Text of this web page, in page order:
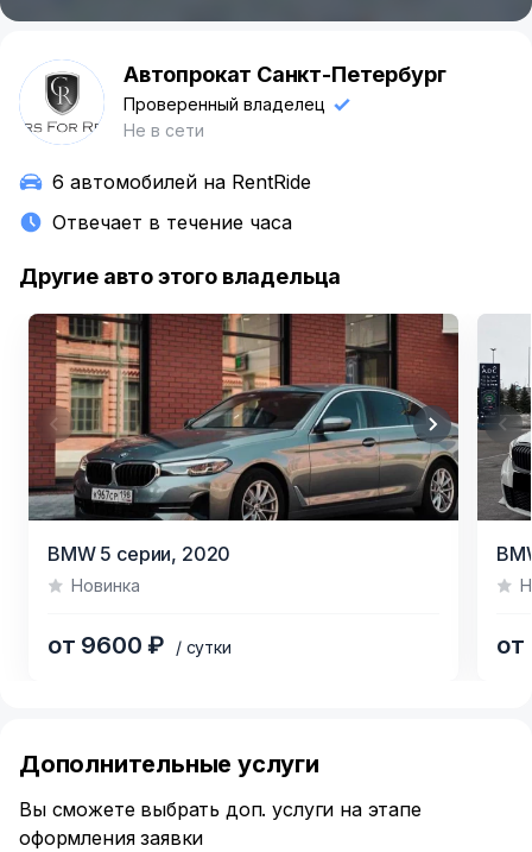
А Автопрокат Санкт-Петербург
Проверенный владелец
Не в сети
6 автомобилей на RentRide
Отвечает в течение часа
Другие авто этого владельца
BMW 5 серии, 2020
Новинка
от 9600 ₽ / сутки от
of
5
Дополнительные услуги
Вы сможете выбрать доп. услуги на этапе
оформления заявки